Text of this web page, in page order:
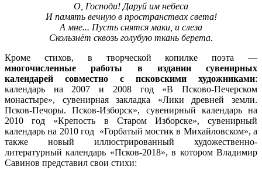
О, Господи! Даруй им небеса
И память вечную в пространствах света!
А мне... Пусть снятся маки, и слеза
Скользнёт сквозь голубую ткань берета.
Кроме стихов, в творческой копилке поэта —
многочисленные работы в издании сувенирных
календарей совместно с псковскими художниками:
календарь на 2007 и 2008 год «В Псково-Печерском
монастыре», сувенирная закладка «Лики древней земли.
Псков-Печоры. Псков-Изборск», сувенирный календарь на
2010 год «Крепость в Старом Изборске», сувенирный
календарь на 2010 год «Горбатый мостик в Михайловском», а
также новый иллюстрированный художественно-
литературный календарь «Псков-2018», в котором Владимир
Савинов представил свои стихи: